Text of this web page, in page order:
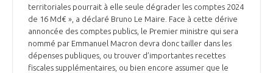
territoriales pourrait à elle seule dégrader les comptes 2024
de 16 Md€ », a déclaré Bruno Le Maire. Face à cette dérive
annoncée des comptes publics, le Premier ministre qui sera
nommé par Emmanuel Macron devra donc tailler dans les
dépenses publiques, ou trouver d’importantes recettes
fiscales supplémentaires, ou bien encore assumer que le